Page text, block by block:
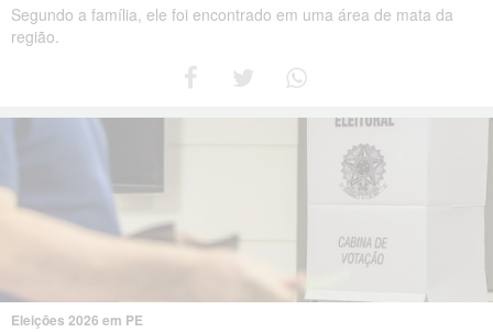
Segundo a família, ele foi encontrado em uma área de mata da
região.
Eleições 2026 em PE